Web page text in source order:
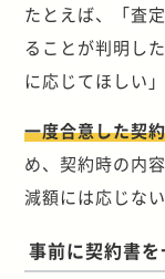
たとえば、「査
ることが判明し
に応じてほしい
一度合意した契
め、契約時の内
減額には応じな
事前に契約書